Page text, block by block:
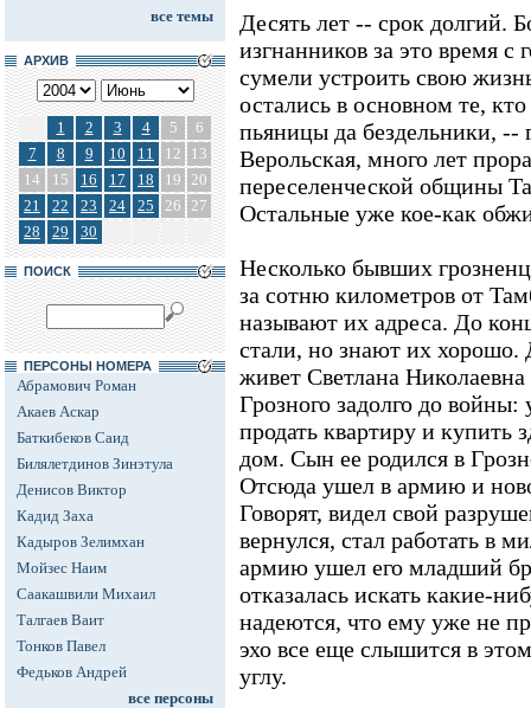
все темы
АРХИВ
1 2 3 4 5
6
7
8 9 10 11 12
13
14
15 16 17 18 19 20
21
22 23 24 25 26 27
28
29 30
ПОИСК
ПЕРСОНЫ НОМЕРА
Абрамович Роман
Акаев Аскар
Баткибеков Саид
Билялетдинов Зинэтула
Денисов Виктор
Кадид Заха
Кадыров Зелимхан
Мойзес Наим
Саакашвили Михаил
Талгаев Ваит
Тонков Павел
Федьков Андрей
все персоны
Десять лет -- срок долгий.
изгнанников за это время с
сумели устроить свою
остались в основном те,
пьяницы да бездельники, --
Верольская, много лет
переселенческой общины
Остальные уже кое-как
Несколько бывших
за сотню километров от
называют их адреса. До
стали, но знают их хорошо.
живет Светлана
Грозного задолго до войны:
продать квартиру и купить
дом. Сын ее родился в
Отсюда ушел в армию и
Говорят, видел свой
вернулся, стал работать в
армию ушел его младший
отказалась искать какие-
надеются, что ему уже не
эхо все еще слышится в
углу.